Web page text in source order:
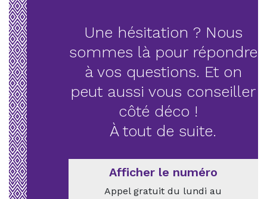
Une hésitation ? Nous
sommes là pour répondre
à vos questions. Et on
peut aussi vous conseiller
côté déco !
À tout de suite.
Afficher le numéro
Appel gratuit du lundi au